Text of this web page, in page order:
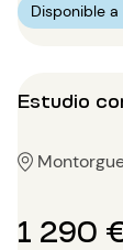
Disponible
Estudio
1 290